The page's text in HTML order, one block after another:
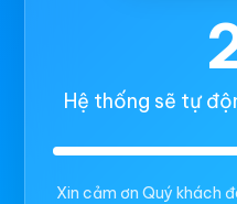
Hệ thống sẽ tự
Xin cảm ơn Quý khách